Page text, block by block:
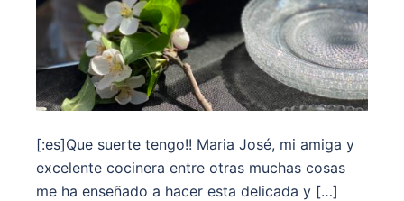
[:es]Que suerte tengo!! Maria José, mi amiga y
excelente cocinera entre otras muchas cosas
me ha enseñado a hacer esta delicada y […]